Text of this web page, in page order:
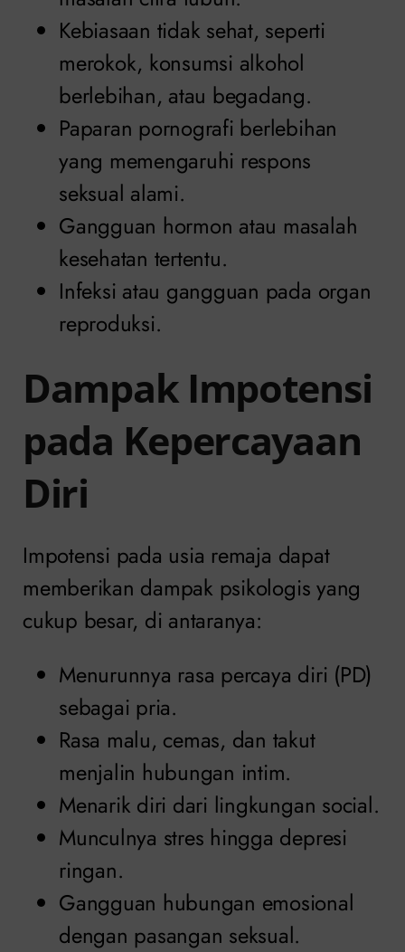
Kebiasaan tidak sehat, seperti
merokok, konsumsi alkohol
berlebihan, atau begadang.
Paparan pornografi berlebihan
yang memengaruhi respons
seksual alami.
Gangguan hormon atau masalah
kesehatan tertentu.
Infeksi atau gangguan pada organ
reproduksi.
Dampak Impotensi
pada Kepercayaan
Diri
Impotensi pada usia remaja dapat
memberikan dampak psikologis yang
cukup besar, di antaranya:
Menurunnya rasa percaya diri (PD)
sebagai pria.
Rasa malu, cemas, dan takut
menjalin hubungan intim.
Menarik diri dari lingkungan social.
Munculnya stres hingga depresi
ringan.
Gangguan hubungan emosional
dengan pasangan seksual.